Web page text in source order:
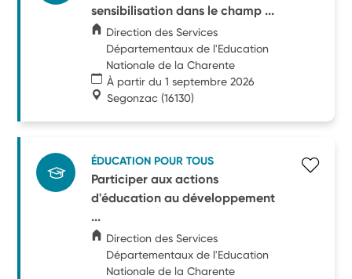
sensibilisation dans le champ ...
Direction des Services
Départementaux de l'Education
Nationale de la Charente
À partir du 1 septembre 2026
Segonzac (16130)
ÉDUCATION POUR TOUS
Participer aux actions
d'éducation au développement
...
Direction des Services
Départementaux de l'Education
Nationale de la Charente